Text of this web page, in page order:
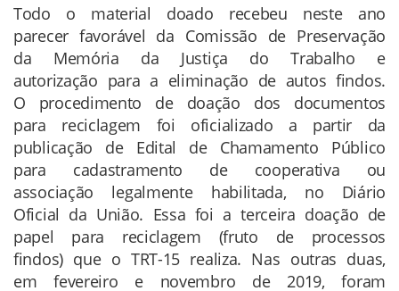
Todo o material doado recebeu neste ano
parecer favorável da Comissão de Preservação
da Memória da Justiça do Trabalho e
autorização para a eliminação de autos findos.
O procedimento de doação dos documentos
para reciclagem foi oficializado a partir da
publicação de Edital de Chamamento Público
para cadastramento de cooperativa ou
associação legalmente habilitada, no Diário
Oficial da União. Essa foi a terceira doação de
papel para reciclagem (fruto de processos
findos) que o TRT-15 realiza. Nas outras duas,
em fevereiro e novembro de 2019, foram